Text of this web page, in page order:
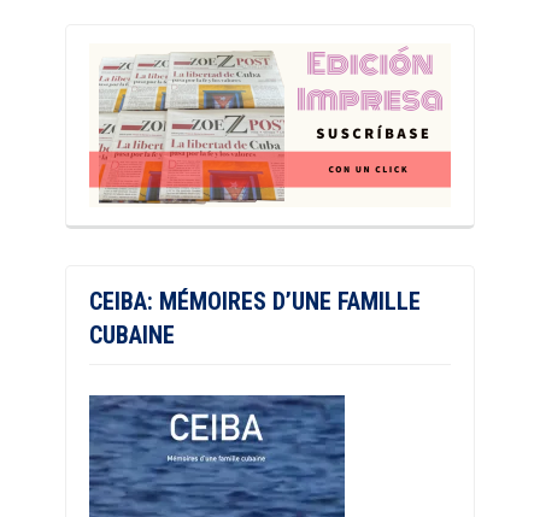
CEIBA: MÉMOIRES D’UNE FAMILLE
CUBAINE